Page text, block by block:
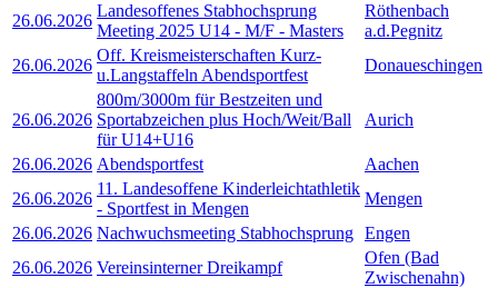
26.06.2026
Landesoffenes Stabhochsprung
Meeting 2025 U14 - M/F - Masters
Röthenbach
a.d.Pegnitz
26.06.2026
Off. Kreismeisterschaften Kurz-
u.Langstaffeln Abendsportfest
Donaueschingen
26.06.2026
800m/3000m für Bestzeiten und
Sportabzeichen plus Hoch/Weit/Ball
für U14+U16
Aurich
26.06.2026 Abendsportfest
Aachen
26.06.2026
11. Landesoffene Kinderleichtathletik
- Sportfest in Mengen
Mengen
26.06.2026 Nachwuchsmeeting Stabhochsprung Engen
26.06.2026 Vereinsinterner Dreikampf
Ofen (Bad
Zwischenahn)